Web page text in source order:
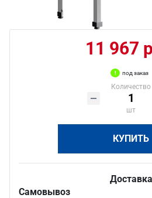
11 967
под заказ
Количество
шт
КУПИТЬ
Доставка
Самовывоз